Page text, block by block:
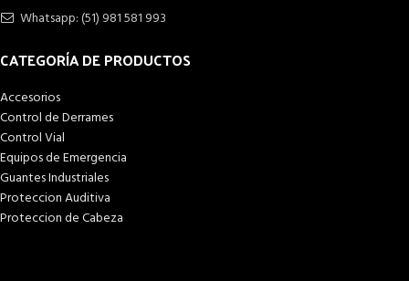
Whatsapp: (51) 981 581 993
CATEGORÍA DE PRODUCTOS
Accesorios
Control de Derrames
Control Vial
Equipos de Emergencia
Guantes Industriales
Proteccion Auditiva
Proteccion de Cabeza